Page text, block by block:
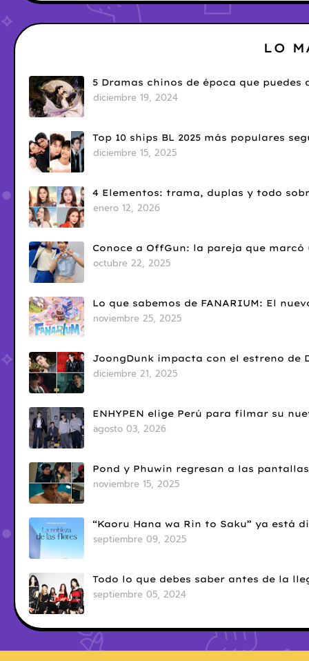
LO
5 Dramas chinos de época que
diciembre 19, 2024
Top 10 ships BL 2025 más populares
diciembre 15, 2025
4 Elementos: trama, duplas y todo
enero 12, 2026
Conoce a OffGun: la pareja que
octubre 22, 2025
Lo que sabemos de FANARIUM: El
noviembre 25, 2025
JoongDunk impacta con el estreno de
diciembre 21, 2025
ENHYPEN elige Perú para filmar su
agosto 03, 2026
Pond y Phuwin regresan a las
noviembre 15, 2025
“Kaoru Hana wa Rin to Saku” ya está
septiembre 09, 2025
Todo lo que debes saber antes de la
septiembre 05, 2024